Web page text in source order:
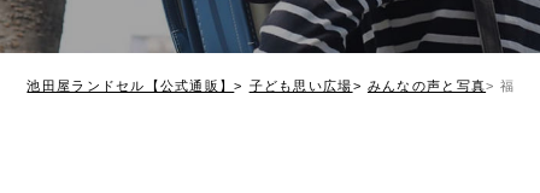
池田屋ランドセル【公式通販】 子ども思い広場 みんなの声と写真 福岡